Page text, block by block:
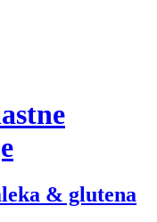
& glutena